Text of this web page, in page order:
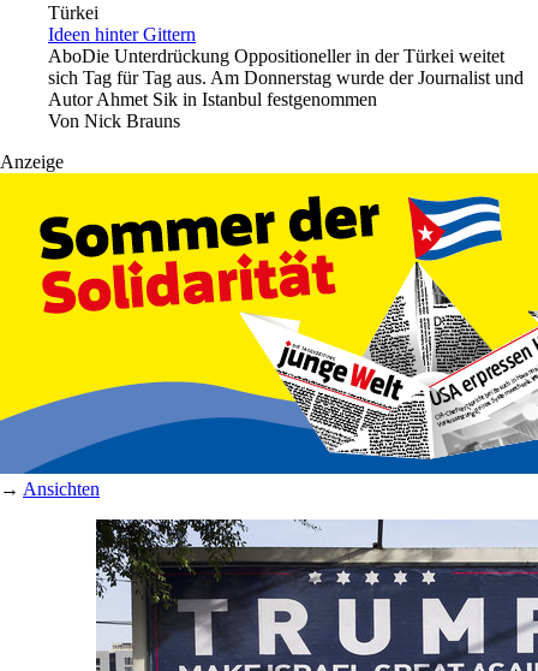
Türkei
Ideen hinter Gittern
AboDie Unterdrückung Oppositioneller in der Türkei weitet
sich Tag für Tag aus. Am Donnerstag wurde der Journalist und
Autor Ahmet Sik in Istanbul festgenommen
Von Nick Brauns
Anzeige
→ Ansichten